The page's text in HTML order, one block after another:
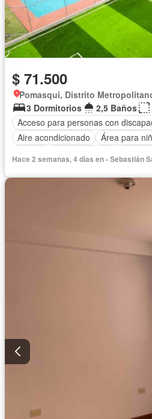
$ 71.500
Pomasqui, Distrito
3 Dormitorios
2,5 Baños
Acceso para personas con
Aire acondicionado
Área para
Vista panorámica
Hace 2 semanas, 4 días en - Sebastián